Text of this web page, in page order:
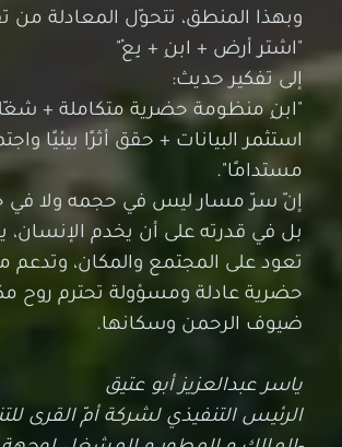
وبهذا المنطق، تتحوّل المعادلة من
"اشترِ أرض + ابنِ + بِعْ"
إلى تفكير حديث:
"ابنِ منظومة حضرية متكاملة +
استثمر البيانات + حقق أثرًا بيئيًا
مستدامًا".
إنّ سرّ مسار ليس في حجمه ولا في
بل في قدرته على أن يخدم الإنسان،
تعود على المجتمع والمكان، وتدعم
حضرية عادلة ومسؤولة تحترم روح
ضيوف الرحمن وسكانها.
ياسر عبدالعزيز أبو عتيق
الرئيس التنفيذي لشركة أمّ القرى